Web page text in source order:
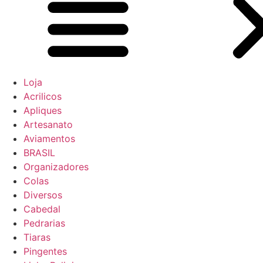
Loja
Acrilicos
Apliques
Artesanato
Aviamentos
BRASIL
Organizadores
Colas
Diversos
Cabedal
Pedrarias
Tiaras
Pingentes